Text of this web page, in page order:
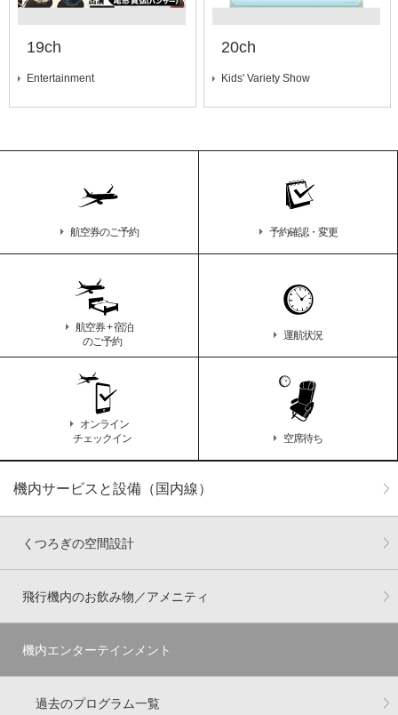
19ch
Entertainment
20ch
Kids' Variety Show
機内サービスと設備（国内線）
くつろぎの空間設計
飛行機内のお飲み物／アメニティ
機内エンターテインメント
過去のプログラム一覧
航空券のご予約 予約確認・変更
航空券 + 宿泊
のご予約
運航状況
オンライン
チェックイン
空席待ち